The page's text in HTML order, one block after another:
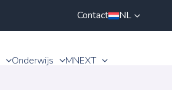
Contact NL
Onderwijs MNEXT